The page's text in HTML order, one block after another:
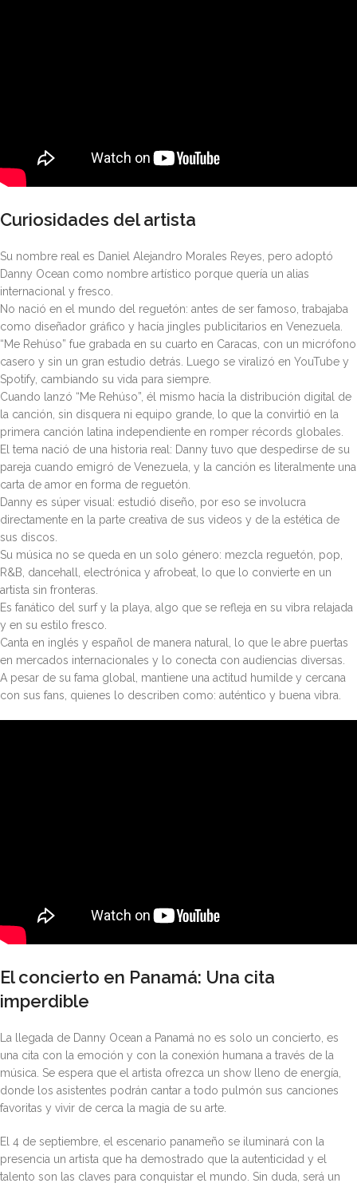
Curiosidades del artista
Su nombre real es Daniel Alejandro Morales Reyes, pero adoptó
Danny Ocean como nombre artístico porque quería un alias
internacional y fresco.
No nació en el mundo del reguetón: antes de ser famoso, trabajaba
como diseñador gráfico y hacía jingles publicitarios en Venezuela.
“Me Rehúso” fue grabada en su cuarto en Caracas, con un micrófono
casero y sin un gran estudio detrás. Luego se viralizó en YouTube y
Spotify, cambiando su vida para siempre.
Cuando lanzó “Me Rehúso”, él mismo hacía la distribución digital de
la canción, sin disquera ni equipo grande, lo que la convirtió en la
primera canción latina independiente en romper récords globales.
El tema nació de una historia real: Danny tuvo que despedirse de su
pareja cuando emigró de Venezuela, y la canción es literalmente una
carta de amor en forma de reguetón.
Danny es súper visual: estudió diseño, por eso se involucra
directamente en la parte creativa de sus videos y de la estética de
sus discos.
Su música no se queda en un solo género: mezcla reguetón, pop,
R&B, dancehall, electrónica y afrobeat, lo que lo convierte en un
artista sin fronteras.
Es fanático del surf y la playa, algo que se refleja en su vibra relajada
y en su estilo fresco.
Canta en inglés y español de manera natural, lo que le abre puertas
en mercados internacionales y lo conecta con audiencias diversas.
A pesar de su fama global, mantiene una actitud humilde y cercana
con sus fans, quienes lo describen como: auténtico y buena vibra.
El concierto en Panamá: Una cita
imperdible
La llegada de Danny Ocean a Panamá no es solo un concierto, es
una cita con la emoción y con la conexión humana a través de la
música. Se espera que el artista ofrezca un show lleno de energía,
donde los asistentes podrán cantar a todo pulmón sus canciones
favoritas y vivir de cerca la magia de su arte.
El 4 de septiembre, el escenario panameño se iluminará con la
presencia un artista que ha demostrado que la autenticidad y el
talento son las claves para conquistar el mundo. Sin duda, será un